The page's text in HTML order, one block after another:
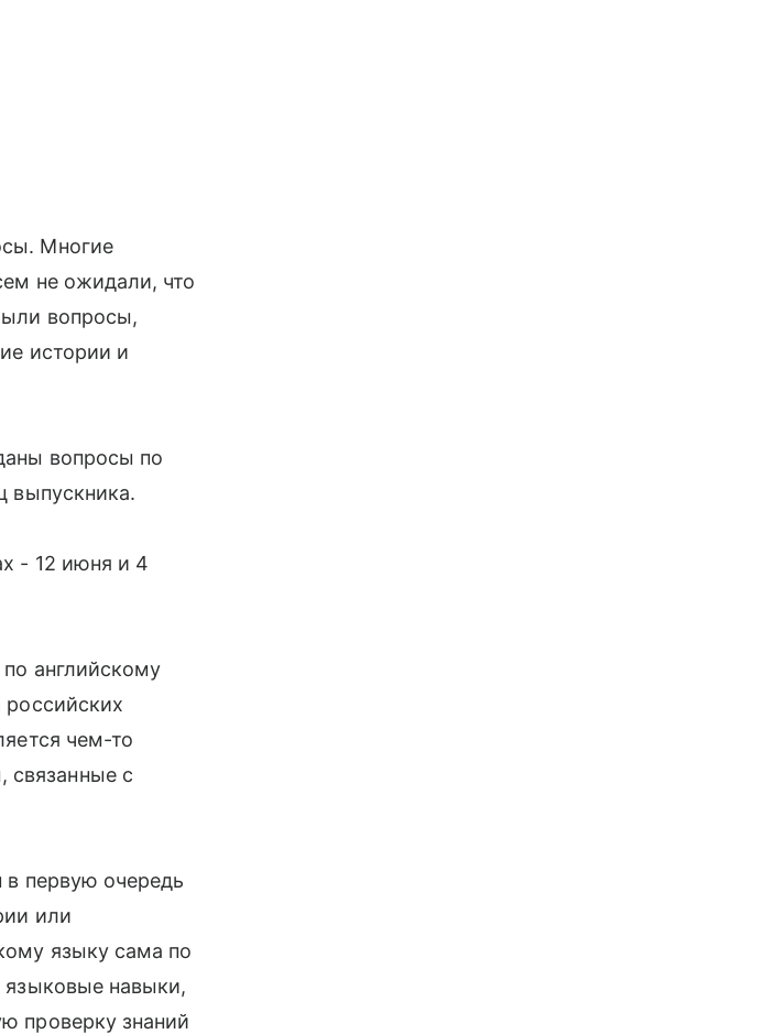
Многие
не ожидали, что
вопросы,
истории и
вопросы по
выпускника.
- 12 июня и 4
английскому
российских
чем-то
с
первую очередь
или
языку сама по
языковые навыки,
проверку знаний